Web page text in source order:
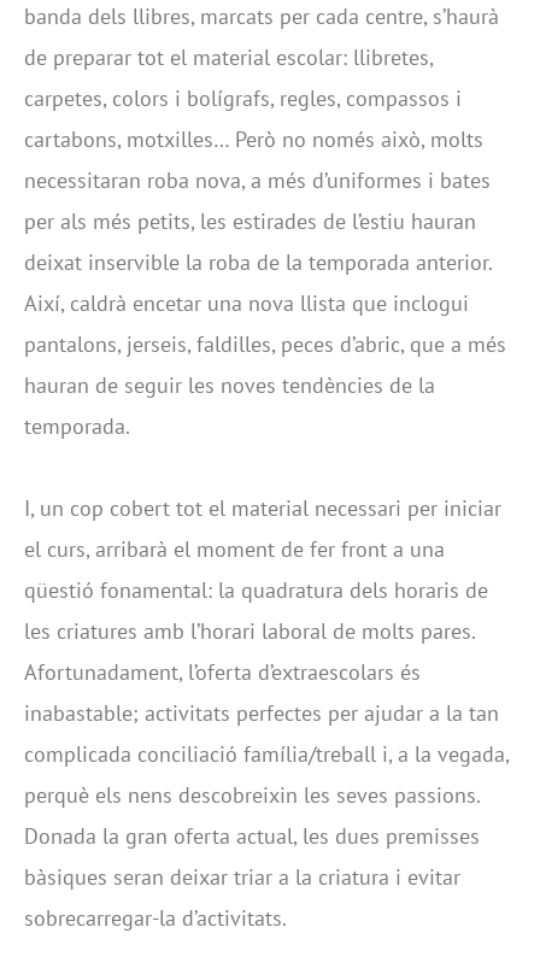
banda dels llibres, marcats per cada centre, s’haurà
de preparar tot el material escolar: llibretes,
carpetes, colors i bolígrafs, regles, compassos i
cartabons, motxilles… Però no només això, molts
necessitaran roba nova, a més d’uniformes i bates
per als més petits, les estirades de l’estiu hauran
deixat inservible la roba de la temporada anterior.
Així, caldrà encetar una nova llista que inclogui
pantalons, jerseis, faldilles, peces d’abric, que a més
hauran de seguir les noves tendències de la
temporada.
I, un cop cobert tot el material necessari per iniciar
el curs, arribarà el moment de fer front a una
qüestió fonamental: la quadratura dels horaris de
les criatures amb l’horari laboral de molts pares.
Afortunadament, l’oferta d’extraescolars és
inabastable; activitats perfectes per ajudar a la tan
complicada conciliació família/treball i, a la vegada,
perquè els nens descobreixin les seves passions.
Donada la gran oferta actual, les dues premisses
bàsiques seran deixar triar a la criatura i evitar
sobrecarregar-la d’activitats.